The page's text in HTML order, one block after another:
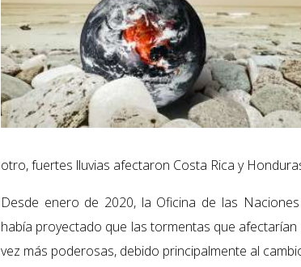
otro, fuertes lluvias afectaron Costa Rica y
Desde enero de 2020, la Oficina de las
había proyectado que las tormentas que
vez más poderosas, debido principalmente al